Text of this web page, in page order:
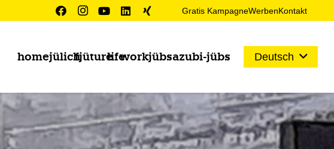
Gratis KampagneWerbenKontakt
homejülichfjüturelifeworkjübsazubi-jübs Deutsch